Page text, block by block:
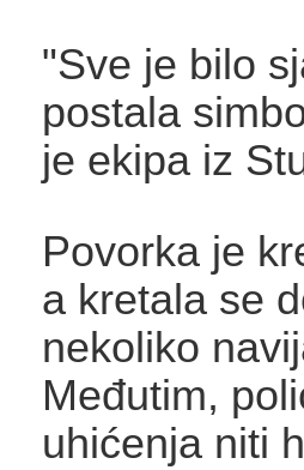
"Sve je bilo
postala
je ekipa iz
Povorka je
a kretala se
nekoliko
Međutim,
uhićenja niti